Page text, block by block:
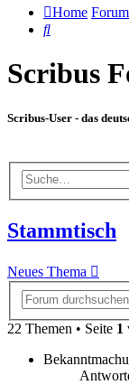
Home
Suche
Scribus
Scribus-User - das
Stammtisch
Neues Thema
22 Themen • Seite 1